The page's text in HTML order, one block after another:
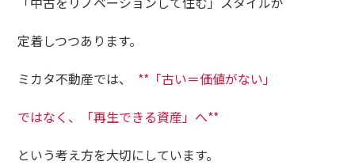
定着しつつあります。
ミカタ不動産では、 **「古い＝価値がない」
ではなく、「再生できる資産」へ**
という考え方を大切にしています。